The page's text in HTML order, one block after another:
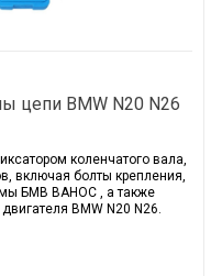
цепи BMW N20 N26
коленчатого вала,
включая болты крепления,
БМВ ВАНОС , а также
BMW N20 N26.